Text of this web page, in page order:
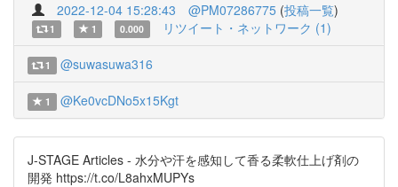
2022-12-04 15:28:43 @PM07286775 (投稿一覧)
1 1 0.000 リツイート・ネットワーク (1)
1 @suwasuwa316
1 @Ke0vcDNo5x15Kgt
J-STAGE Articles - 水分や汗を感知して香る柔軟仕上げ剤の
開発 https://t.co/L8ahxMUPYs